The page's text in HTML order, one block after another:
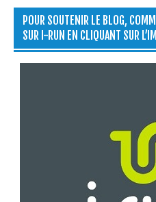
POUR SOUTENIR LE BLOG,
SUR I-RUN EN CLIQUANT SUR